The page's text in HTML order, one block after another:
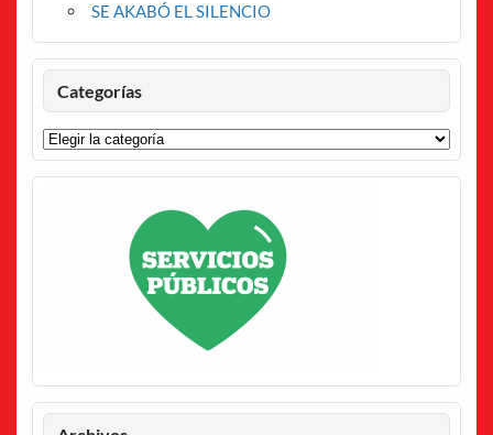
SE AKABÓ EL SILENCIO
Categorías
Categorías